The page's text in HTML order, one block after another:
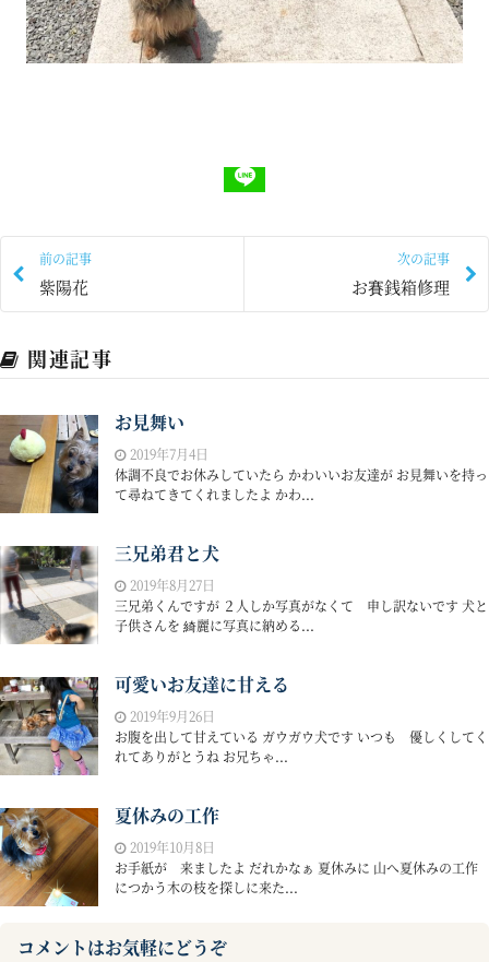
前の記事
紫陽花
次の記事
お賽銭箱修理
関連記事
お見舞い
2019年7月4日
体調不良でお休みしていたら かわいいお友達が お見舞いを持っ
て尋ねてきてくれましたよ かわ...
三兄弟君と犬
2019年8月27日
三兄弟くんですが ２人しか写真がなくて 申し訳ないです 犬と
子供さんを 綺麗に写真に納める...
可愛いお友達に甘える
2019年9月26日
お腹を出して甘えている ガウガウ犬です いつも 優しくしてく
れてありがとうね お兄ちゃ...
夏休みの工作
2019年10月8日
お手紙が 来ましたよ だれかなぁ 夏休みに 山へ夏休みの工作
につかう木の枝を探しに来た...
コメントはお気軽にどうぞ